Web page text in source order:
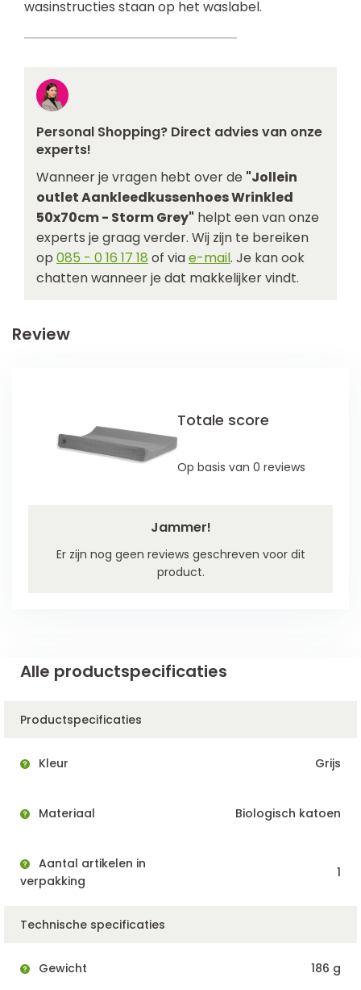
wasinstructies staan op het waslabel.
Personal Shopping? Direct advies van onze
experts!
Wanneer je vragen hebt over de "Jollein
outlet Aankleedkussenhoes Wrinkled
50x70cm - Storm Grey" helpt een van onze
experts je graag verder. Wij zijn te bereiken
op 085 - 0 16 17 18 of viae-mail. Je kan ook
chatten wanneer je dat makkelijker vindt.
Review
Jammer!
Er zijn nog geen reviews geschreven voor dit
product.
Totale score
Op basis van 0 reviews
Alle productspecificaties
Productspecificaties
Kleur Grijs
Materiaal Biologisch katoen
Aantal artikelen in
verpakking
1
Technische specificaties
Gewicht 186 g